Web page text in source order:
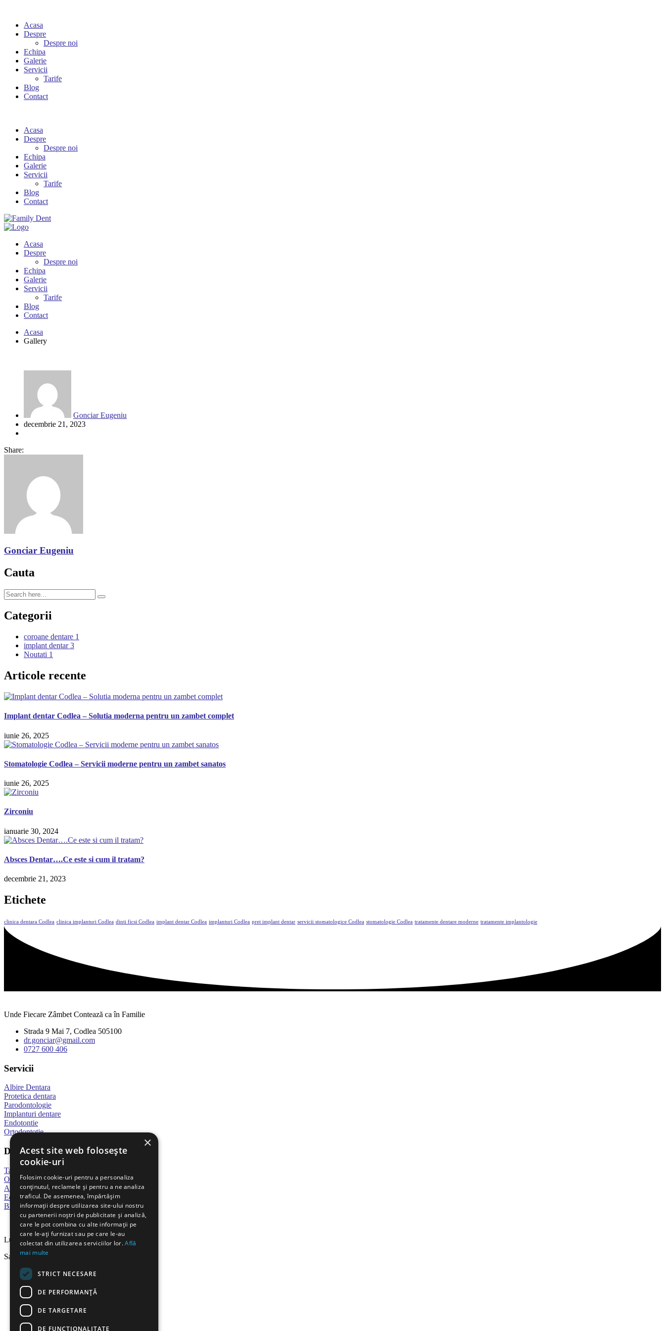
Acasa
Despre
Despre noi
Echipa
Galerie
Servicii
Tarife
Blog
Contact
Acasa
Despre
Despre noi
Echipa
Galerie
Servicii
Tarife
Blog
Contact
Acasa
Despre
Despre noi
Echipa
Galerie
Servicii
Tarife
Blog
Contact
Acasa
Gallery
Gonciar Eugeniu
decembrie 21, 2023
Share:
Gonciar Eugeniu
Cauta
Categorii
coroane dentare 1
implant dentar3
Noutati 1
Articole recente
Implant dentar Codlea – Solutia moderna pentru un zambet complet
iunie 26, 2025
Stomatologie Codlea – Servicii moderne pentru un zambet sanatos
iunie 26, 2025
Zirconiu
ianuarie 30, 2024
Absces Dentar….Ce este si cum il tratam?
decembrie 21, 2023
Etichete
clinica dentara Codlea clinica implanturi Codlea dinti ficsi Codlea implant dentar Codlea implanturi Codlea pret implant dentar servicii stomatologice Codlea stomatologie Codlea tratamente dentare moderne tratamente implantologie
Unde Fiecare Zâmbet Contează ca în Familie
Strada 9 Mai 7, Codlea 505100
dr.gonciar@gmail.com
0727 600 406
Servicii
Albire Dentara
Protetica dentara
Parodontologie
Implanturi dentare
Endotontie
Ortodontotie
Despre noi
Tarife
Our Gallery
Appointment
Echipa
Blog
Program de lucru
Luni – Vineri: 09:00-18:00
Sambata-Duminica:Inchis
×
Acest site web folosește
cookie-uri
Folosim cookie-uri pentru a personaliza
conținutul, reclamele și pentru a ne analiza
traficul. De asemenea, împărtășim
informații despre utilizarea site-ului nostru
cu partenerii noștri de publicitate și analiză,
care le pot combina cu alte informații pe
care le-ați furnizat sau pe care le-au
colectat din utilizarea serviciilor lor.Află
mai multe
STRICT NECESARE
DE PERFORMANȚĂ
DE TARGETARE
DE FUNCŢIONALITATE